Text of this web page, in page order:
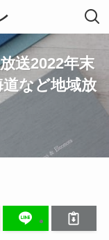
送2022年末
など地域放